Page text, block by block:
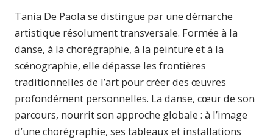
Tania De Paola se distingue par une démarche
artistique résolument transversale. Formée à la
danse, à la chorégraphie, à la peinture et à la
scénographie, elle dépasse les frontières
traditionnelles de l’art pour créer des œuvres
profondément personnelles. La danse, cœur de son
parcours, nourrit son approche globale : à l’image
d’une chorégraphie, ses tableaux et installations